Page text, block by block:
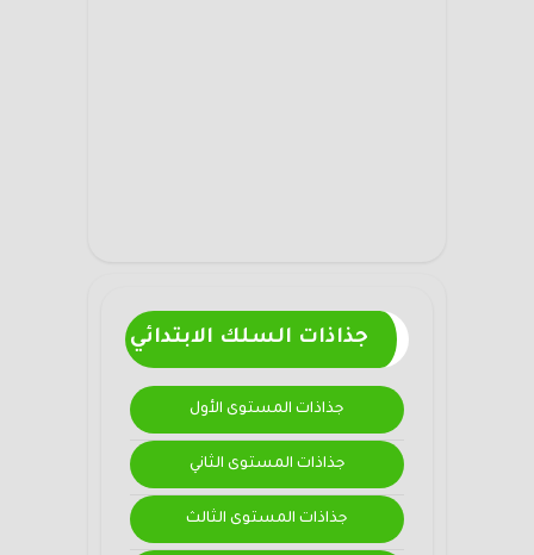
جذاذات السلك الابتدائي
جذاذات المستوى الأول
جذاذات المستوى الثاني
جذاذات المستوى الثالث